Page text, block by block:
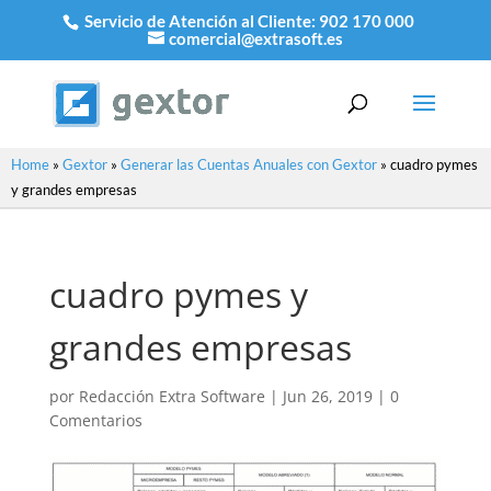
Servicio de Atención al Cliente: 902 170 000
comercial@extrasoft.es
Home » Gextor » Generar las Cuentas Anuales con Gextor » cuadro pymes
y grandes empresas
cuadro pymes y
grandes empresas
por Redacción Extra Software | Jun 26, 2019| 0
Comentarios